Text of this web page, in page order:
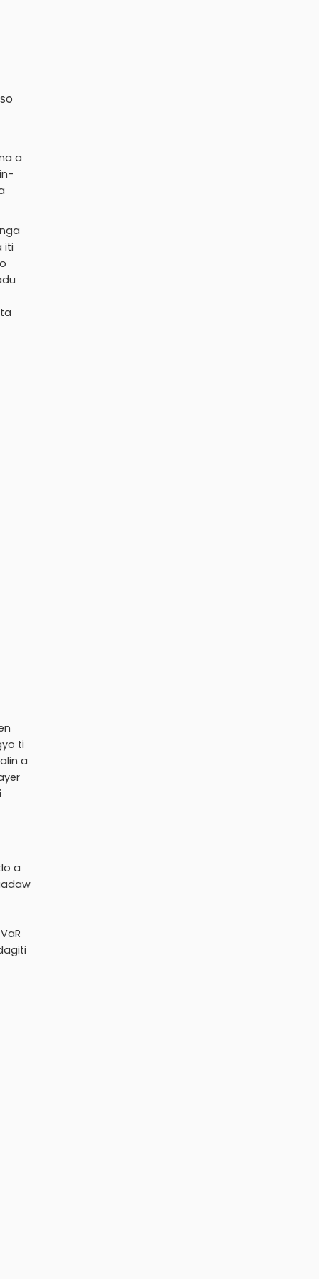
a
iti
ti
a
a